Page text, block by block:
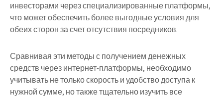
инвесторами через специализированные платформы,
что может обеспечить более выгодные условия для
обеих сторон за счет отсутствия посредников.
Сравнивая эти методы с получением денежных
средств через интернет-платформы, необходимо
учитывать не только скорость и удобство доступа к
нужной сумме, но также тщательно изучить все